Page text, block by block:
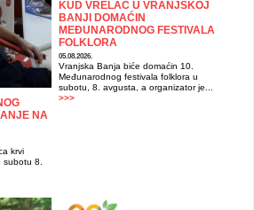
NA
krvi
8.
KUD VRELAC U VRANJSKOJ
BANJI DOMAĆIN
MEĐUNARODNOG FESTIVALA
FOLKLORA
05.08.2026.
Vranjska Banja biće domaćin 10.
Međunarodnog festivala folklora u
subotu, 8. avgusta, a organizator je...
>>>